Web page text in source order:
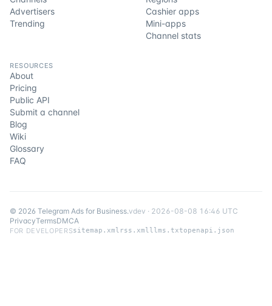
Advertisers
Trending
Cashier apps
Mini-apps
Channel stats
RESOURCES
About
Pricing
Public API
Submit a channel
Blog
Wiki
Glossary
FAQ
© 2026 Telegram Ads for Business.vdev · 2026-08-08 16:46 UTC
PrivacyTermsDMCA
FOR DEVELOPERSsitemap.xml rss.xmlllms.txtopenapi.json